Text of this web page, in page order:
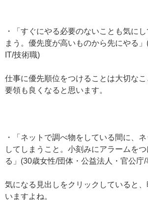
・「すぐにやる必要のないことも気に
まう。優先度が高いものから先にやる」
IT/技術職)
仕事に優先順位をつけることは大切な
要領も良くなると思います。
・「ネットで調べ物をしている間に、
してしまうこと。小刻みにアラームを
る」(30歳女性/団体・公益法人・官公庁
気になる見出しをクリックしていると、
いますよね。